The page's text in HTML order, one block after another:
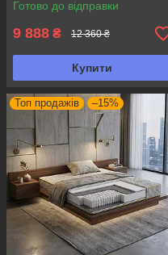
Готово до відправки
9 888 ₴ 12 360 ₴
Купити
Топ продажів –15%